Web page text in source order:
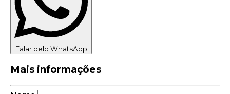
Falar pelo WhatsApp
Mais informações